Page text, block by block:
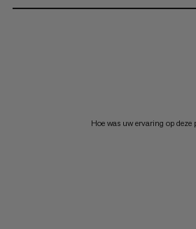
Hoe was uw ervaring op deze